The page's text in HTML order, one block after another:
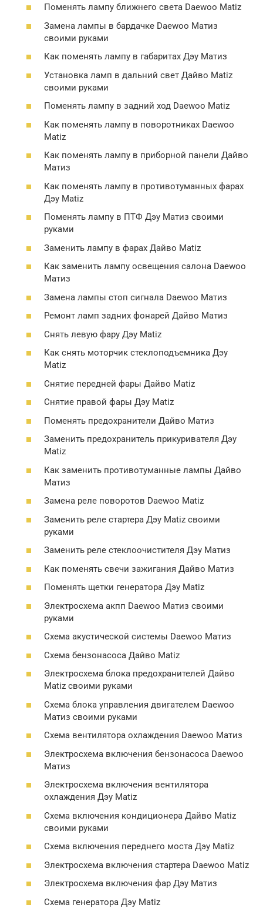
Поменять лампу ближнего света Daewoo Matiz
Замена лампы в бардачке Daewoo Матиз
своими руками
Как поменять лампу в габаритах Дэу Матиз
Установка ламп в дальний свет Дайво Matiz
своими руками
Поменять лампу в задний ход Daewoo Matiz
Как поменять лампу в поворотниках Daewoo
Matiz
Как поменять лампу в приборной панели Дайво
Матиз
Как поменять лампу в противотуманных фарах
Дэу Matiz
Поменять лампу в ПТФ Дэу Матиз своими
руками
Заменить лампу в фарах Дайво Matiz
Как заменить лампу освещения салона Daewoo
Матиз
Замена лампы стоп сигнала Daewoo Матиз
Ремонт ламп задних фонарей Дайво Матиз
Снять левую фару Дэу Matiz
Как снять моторчик стеклоподъемника Дэу
Matiz
Снятие передней фары Дайво Matiz
Снятие правой фары Дэу Matiz
Поменять предохранители Дайво Матиз
Заменить предохранитель прикуривателя Дэу
Matiz
Как заменить противотуманные лампы Дайво
Матиз
Замена реле поворотов Daewoo Matiz
Заменить реле стартера Дэу Matiz своими
руками
Заменить реле стеклоочистителя Дэу Матиз
Как поменять свечи зажигания Дайво Матиз
Поменять щетки генератора Дэу Matiz
Электросхема акпп Daewoo Матиз своими
руками
Схема акустической системы Daewoo Матиз
Схема бензонасоса Дайво Matiz
Электросхема блока предохранителей Дайво
Matiz своими руками
Схема блока управления двигателем Daewoo
Матиз своими руками
Схема вентилятора охлаждения Daewoo Матиз
Электросхема включения бензонасоса Daewoo
Матиз
Электросхема включения вентилятора
охлаждения Дэу Matiz
Схема включения кондиционера Дайво Matiz
своими руками
Схема включения переднего моста Дэу Matiz
Электросхема включения стартера Daewoo Matiz
Электросхема включения фар Дэу Матиз
Схема генератора Дэу Matiz